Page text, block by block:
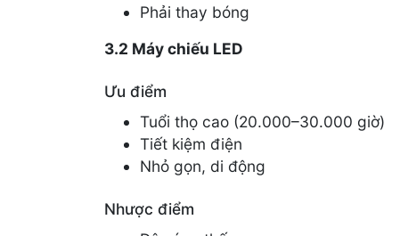
Phải thay bóng
3.2 Máy chiếu LED
Ưu điểm
Tuổi thọ cao (20.000–30.000 giờ)
Tiết kiệm điện
Nhỏ gọn, di động
Nhược điểm